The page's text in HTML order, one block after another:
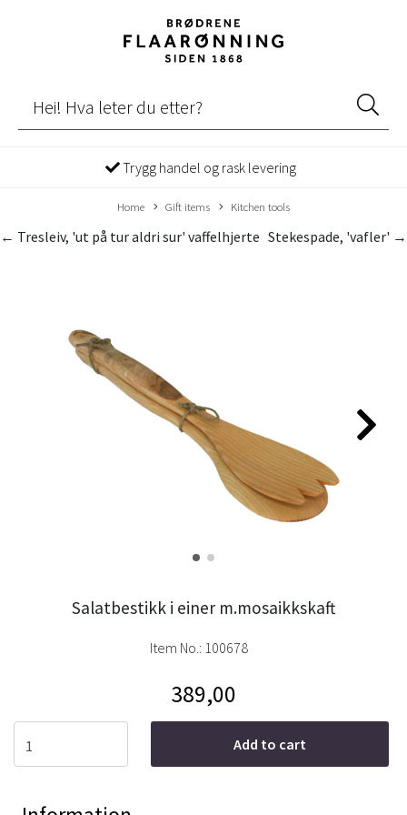
Trygg handel og rask levering
Home Gift items Kitchen tools
Stekespade, 'vafler' →
← Tresleiv, 'ut på tur aldri sur' vaffelhjerte
Salatbestikk i einer m.mosaikkskaft
Item No.: 100678
389,00
Add to cart